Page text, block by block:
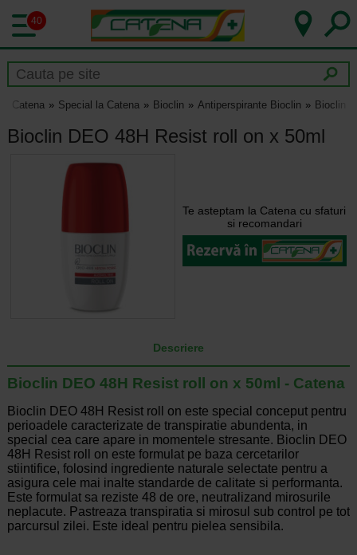
40
Catena Special la Catena Bioclin Antiperspirante Bioclin Bioclin
Bioclin DEO 48H Resist roll on x 50ml
Te asteptam la Catena cu sfaturi
si recomandari
Descriere
Bioclin DEO 48H Resist roll on x 50ml - Catena
Bioclin DEO 48H Resist roll on este special conceput pentru
perioadele caracterizate de transpiratie abundenta, in
special cea care apare in momentele stresante. Bioclin DEO
48H Resist roll on este formulat pe baza cercetarilor
stiintifice, folosind ingrediente naturale selectate pentru a
asigura cele mai inalte standarde de calitate si performanta.
Este formulat sa reziste 48 de ore, neutralizand mirosurile
neplacute. Pastreaza transpiratia si mirosul sub control pe tot
parcursul zilei. Este ideal pentru pielea sensibila.